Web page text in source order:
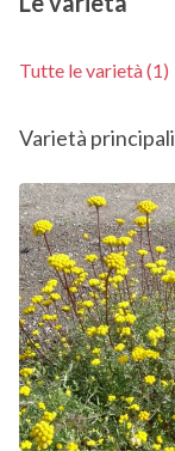
Tutte le varietà (1)
Varietà principali